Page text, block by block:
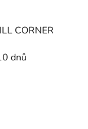
CORNER
dnů